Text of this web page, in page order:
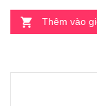
Thêm vào